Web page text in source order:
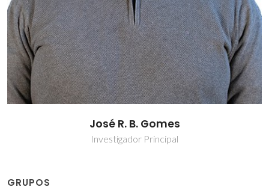
José R. B. Gomes
Investigador Principal
GRUPOS